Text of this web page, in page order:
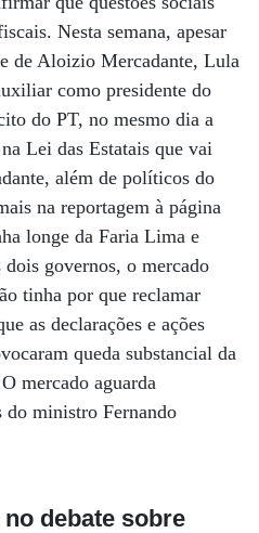
Nesta semana, apesar
de Aloizio Mercadante, Lula
como presidente do
do PT, no mesmo dia a
Lei das Estatais que vai
além de políticos do
na reportagem à página
longe da Faria Lima e
governos, o mercado
tinha por que reclamar
as declarações e ações
queda substancial da
mercado aguarda
do ministro Fernando
debate sobre